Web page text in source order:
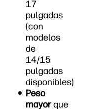
17
pulgadas
(con
modelos
de
14/15
pulgadas
disponibles)
Peso
mayorque